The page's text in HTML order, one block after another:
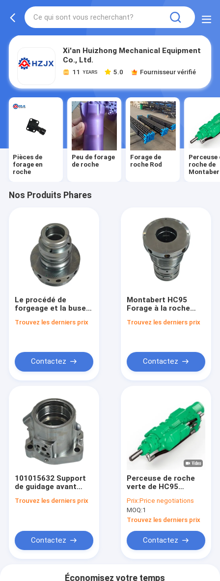
Xi'an Huizhong Mechanical Equipment
Co., Ltd.
11 YEARS 5.0 Fournisseur vérifié
Pièces de
forage en
roche
Peu de forage
de roche
Forage de
roche Rod
Perceuse
roche de
Nos Produits Phares
Le procédé de
forgeage et la buse
sont une
Trouvez les derniers prix
Contactez
Montabert HC95
Forage à la roche
avec cage de support
Trouvez les derniers prix
Contactez
101015632 Support
de guidage avant
forgeage de
Trouvez les derniers prix
Contactez
Perceuse de roche
verte de HC95
Montabert Drifter
180KG
Prix:Price negotiations
MOQ:1
Trouvez les derniers prix
Contactez
Économisez votre temps